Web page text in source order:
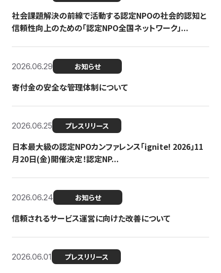
社会課題解決の前線で活動する認定NPOの社会的認知と
信頼性向上のための「認定NPO全国ネットワーク」...
2026.06.29 お知らせ
寄付金の安全な管理体制について
2026.06.25 プレスリリース
日本最大級の認定NPOカンファレンス「ignite! 2026」11
月20日(金)開催決定！認定NP...
2026.06.24 お知らせ
信頼されるサービス運営に向けた改善について
2026.06.01 プレスリリース